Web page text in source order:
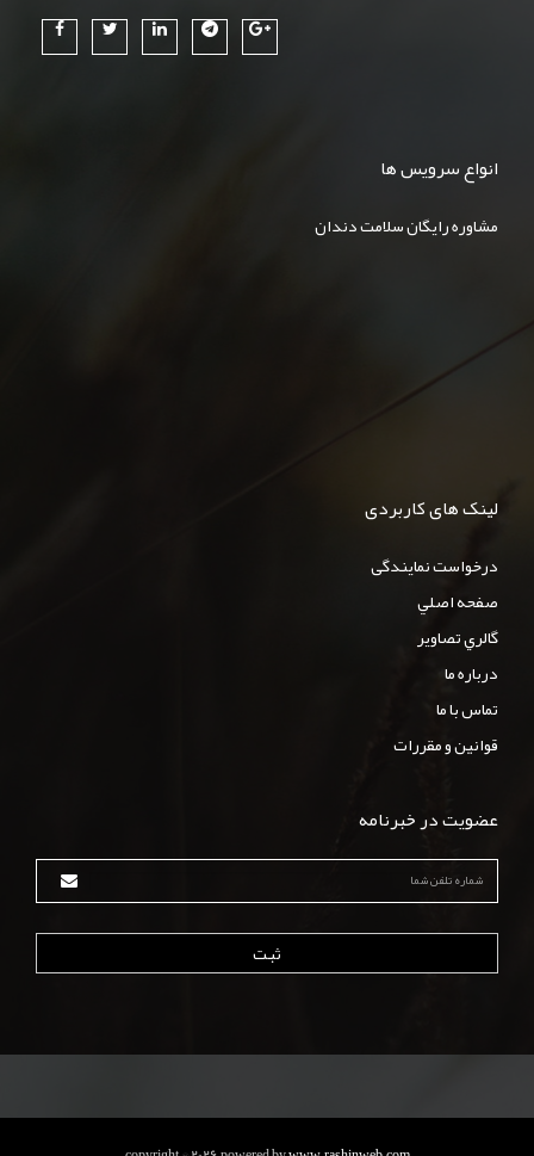
انواع سرویس ها
مشاوره رایگان سلامت دندان
لینک های کاربردی
درخواست نمایندگی
صفحه اصلي
گالري تصاوير
درباره ما
تماس با ما
قوانين و مقررات
عضویت در خبرنامه
ثبت